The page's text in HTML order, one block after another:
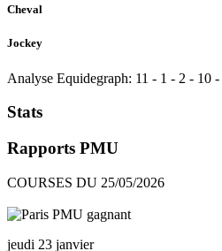
Cheval
Jockey
Analyse Equidegraph: 11 - 1 - 2 - 10 -
Stats
Rapports PMU
COURSES DU 25/05/2026
jeudi 23 janvier